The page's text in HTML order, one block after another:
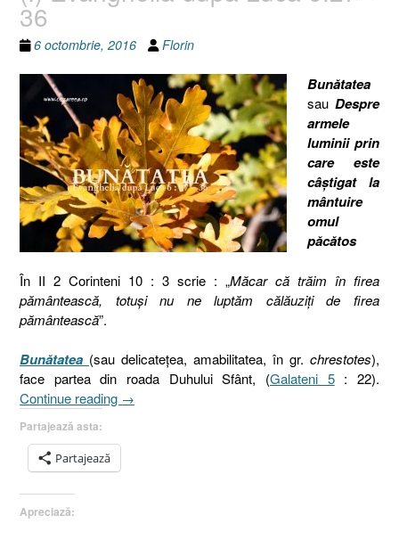
36
6 octombrie, 2016 Florin
Bunătatea
sau Despre
armele
luminii prin
care este
câştigat la
mântuire
omul
păcătos
În II 2 Corinteni 10 : 3 scrie : „Măcar că trăim în firea
pământească, totuşi nu ne luptăm călăuziţi de firea
pământească”.
Bunătatea (sau delicateţea, amabilitatea, în gr. chrestotes),
face partea din roada Duhului Sfânt, (Galateni 5: 22).
Continue reading „Bunătatea
(în
→
Partajează asta:
Partajează
Apreciază: